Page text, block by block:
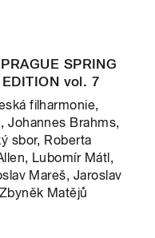
SPRING
vol. 7
filharmonie,
Johannes Brahms,
sbor, Roberta
Lubomír Mátl,
Mareš, Jaroslav
Matějů